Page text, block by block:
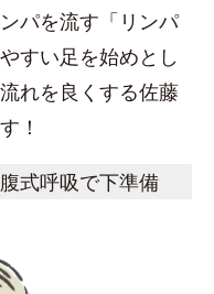
パを流す「リンパ
すい足を始めとし
れを良くする佐藤
！
式呼吸で下準備